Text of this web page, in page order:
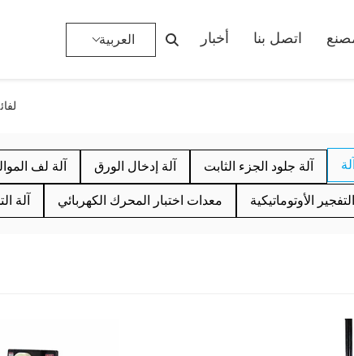
اتصل بنا أخبار العربية
آلة لف آلة إدخال الورق آلة جلود الجزء الثابت
آلة معدات اختبار المحرك الكهربائي التفجير الأوتوماتيكية